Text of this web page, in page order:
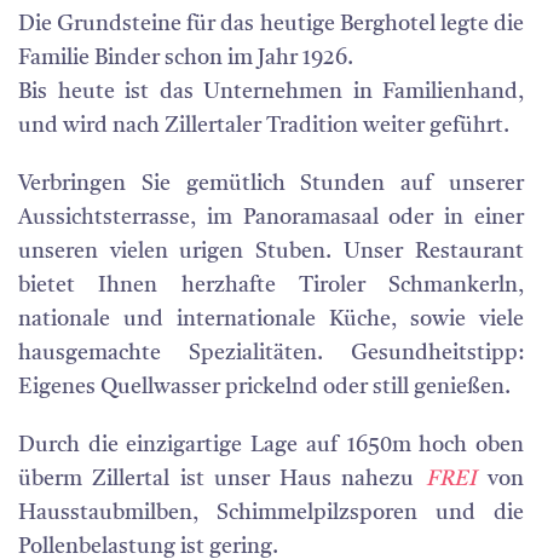
Die Grundsteine für das heutige Berghotel legte die
Familie Binder schon im Jahr 1926.
Bis heute ist das Unternehmen in Familienhand,
und wird nach Zillertaler Tradition weiter geführt.
Verbringen Sie gemütlich Stunden auf unserer
Aussichtsterrasse, im Panoramasaal oder in einer
unseren vielen urigen Stuben. Unser Restaurant
bietet Ihnen herzhafte Tiroler Schmankerln,
nationale und internationale Küche, sowie viele
hausgemachte Spezialitäten. Gesundheitstipp:
Eigenes Quellwasser prickelnd oder still genießen.
Durch die einzigartige Lage auf 1650m hoch oben
überm Zillertal ist unser Haus nahezu FREIvon
Hausstaubmilben, Schimmelpilzsporen und die
Pollenbelastung ist gering.